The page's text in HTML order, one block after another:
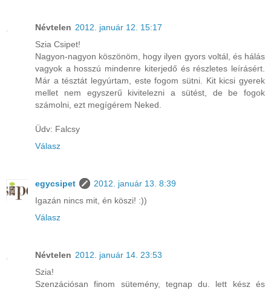
Névtelen 2012. január 12. 15:17
Szia Csipet!
Nagyon-nagyon köszönöm, hogy ilyen gyors voltál, és hálás
vagyok a hosszú mindenre kiterjedő és részletes leírásért.
Már a tésztát legyúrtam, este fogom sütni. Kit kicsi gyerek
mellet nem egyszerű kivitelezni a sütést, de be fogok
számolni, ezt megígérem Neked.
Üdv: Falcsy
Válasz
egycsipet
2012. január 13. 8:39
Igazán nincs mit, én köszi! :))
Válasz
Névtelen 2012. január 14. 23:53
Szia!
Szenzációsan finom sütemény, tegnap du. lett kész és